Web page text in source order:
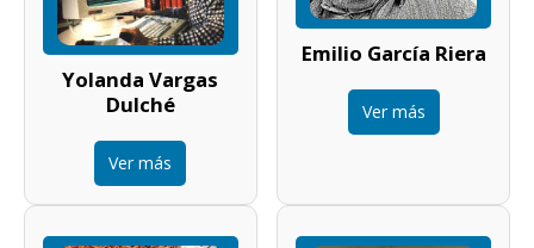
Yolanda Vargas
Dulché
Ver más
Emilio García Riera
Ver más